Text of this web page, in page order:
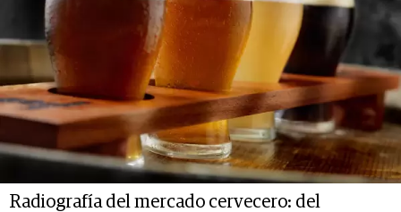
Radiografía del mercado cervecero: del